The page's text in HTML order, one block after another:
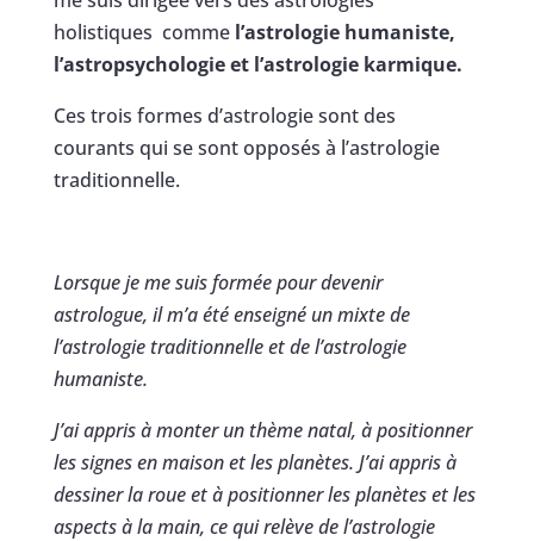
holistiques comme l’astrologie humaniste,
l’astropsychologie et l’astrologie karmique.
Ces trois formes d’astrologie sont des
courants qui se sont opposés à l’astrologie
traditionnelle.
Lorsque je me suis formée pour devenir
astrologue, il m’a été enseigné un mixte de
l’astrologie traditionnelle et de l’astrologie
humaniste.
J’ai appris à monter un thème natal, à positionner
les signes en maison et les planètes. J’ai appris à
dessiner la roue et à positionner les planètes et les
aspects à la main, ce qui relève de l’astrologie